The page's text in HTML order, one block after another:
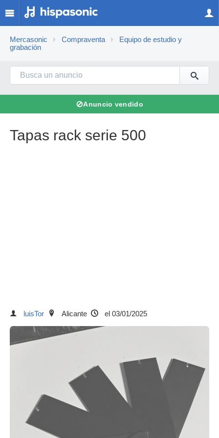
Mercasonic Compraventa
Equipo de estudio y
grabación
⊘Anuncio vendido
Tapas rack serie 500
luisTor Alicante el 03/01/2025